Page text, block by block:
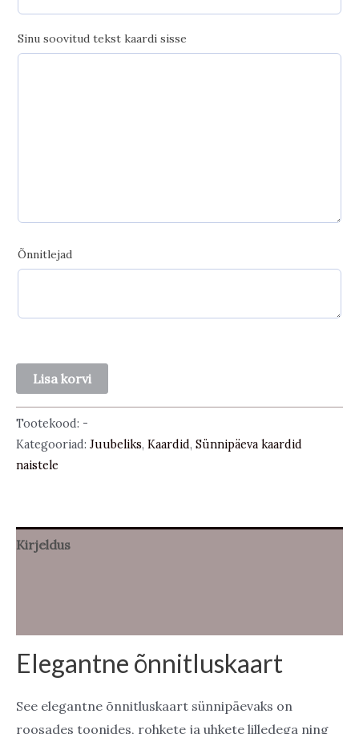
Sinu soovitud tekst kaardi sisse
Õnnitlejad
Elegantne
õnnitluskaart
kogus
Lisa korvi
Tootekood: -
Kategooriad: Juubeliks, Kaardid, Sünnipäeva kaardid
naistele
Kirjeldus
Elegantne õnnitluskaart
See elegantne õnnitluskaart sünnipäevaks on
roosades toonides, rohkete ja uhkete lilledega ning